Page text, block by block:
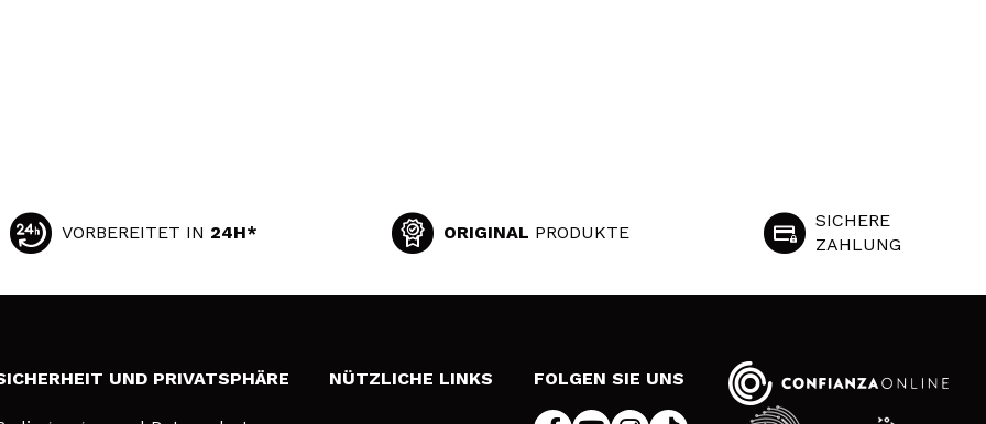
VORBEREITET IN 24H* ORIGINAL PRODUKTE
SICHERE
ZAHLUNG
UND PRIVATSPHÄRE NÜTZLICHE LINKS FOLGEN SIE UNS